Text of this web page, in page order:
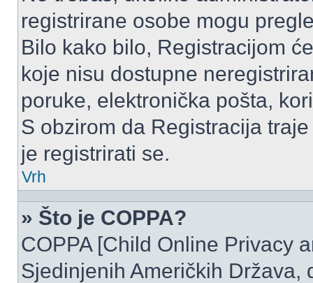
registrirane osobe mogu
Bilo kako bilo, Registracijom
koje nisu dostupne
poruke, elektronička pošta,
S obzirom da Registracija
je registrirati se.
Vrh
» Što je COPPA?
COPPA [Child Online Privacy
Sjedinjenih Američkih